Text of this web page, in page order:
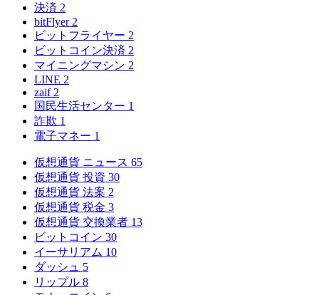
決済 2
bitFlyer 2
ビットフライヤー 2
ビットコイン決済 2
マイニングマシン 2
LINE 2
zaif 2
国民生活センター 1
詐欺 1
電子マネー 1
仮想通貨 ニュース 65
仮想通貨 投資 30
仮想通貨 法案 2
仮想通貨 税金 3
仮想通貨 交換業者 13
ビットコイン 30
イーサリアム 10
ダッシュ 5
リップル 8